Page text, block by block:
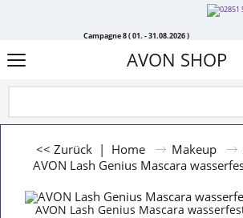
Campagne 8 ( 01. - 31.08.2026 )
AVON SHOP
<< Zurück | Home Makeup
AVON Lash Genius Mascara
AVON Lash Genius Mascara